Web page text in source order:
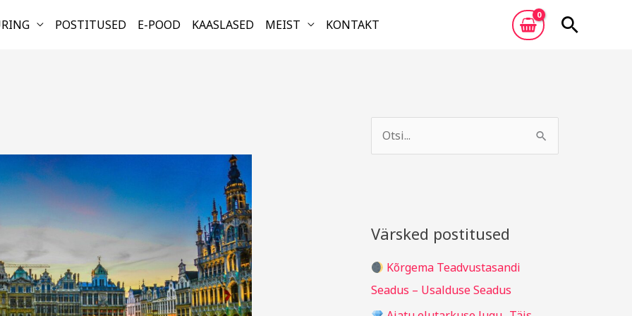
POSTITUSED E-POOD KAASLASED MEIST KONTAKT Otsi
c
f
o
Värsked postitused
Kõrgema Teadvustasandi
Seadus – Usalduse Seadus
h
b
g
i
d